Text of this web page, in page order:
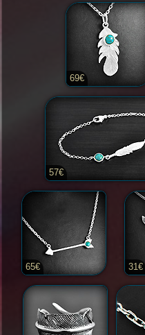
69€
57€
65€ 31€